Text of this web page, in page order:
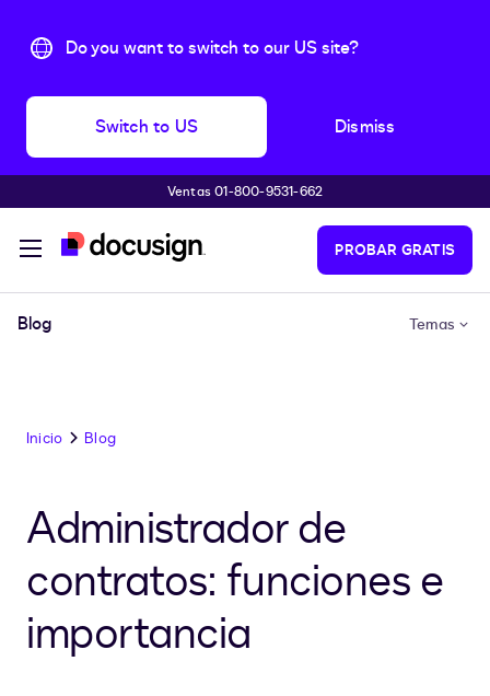
Do you want to switch to our US site?
Switch to US Dismiss
Accede al contenido principalVentas 01-800-9531-662
PROBAR GRATIS
Blog Temas
Inicio Blog
Administrador de
contratos: funciones e
importancia